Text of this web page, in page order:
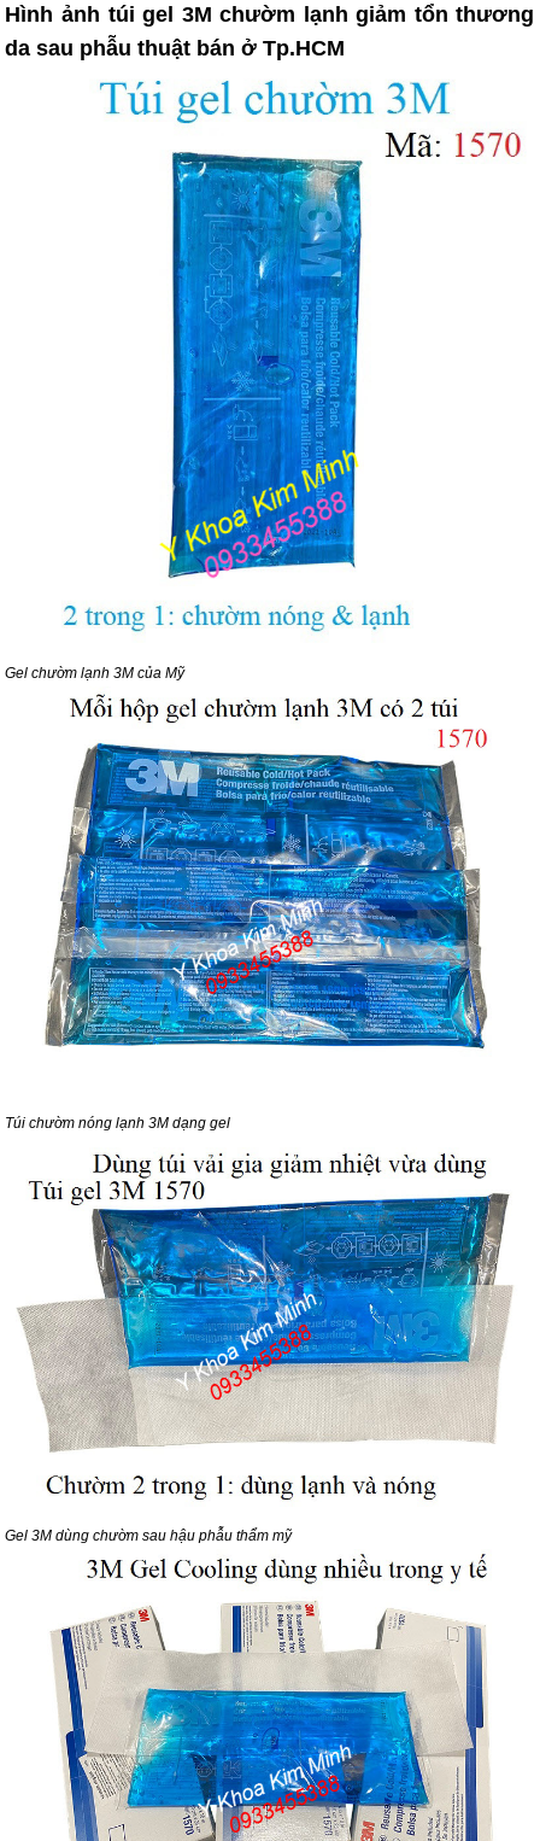
Hình ảnh túi gel 3M chườm lạnh giảm tổn thương
da sau phẫu thuật bán ở Tp.HCM
Gel chườm lạnh 3M của Mỹ
Túi chườm nóng lạnh 3M dạng gel
Gel 3M dùng chườm sau hậu phẫu thẩm mỹ